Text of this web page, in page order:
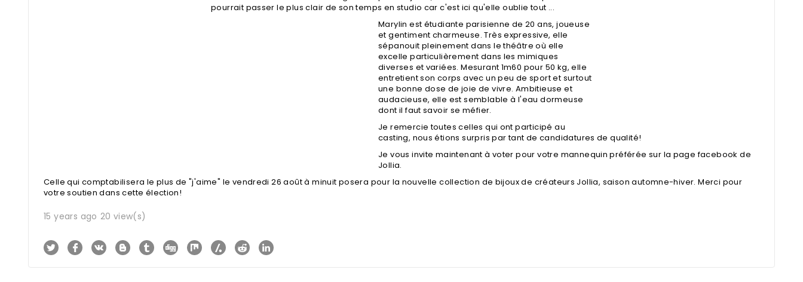
pourrait passer le plus clair de son temps en studio car c'est ici qu'elle oublie tout ...
Marylin est étudiante parisienne de 20 ans, joueuse
et gentiment charmeuse. Très expressive, elle
sépanouit pleinement dans le théâtre où elle
excelle particulièrement dans les mimiques
diverses et variées. Mesurant 1m60 pour 50 kg, elle
entretient son corps avec un peu de sport et surtout
une bonne dose de joie de vivre. Ambitieuse et
audacieuse, elle est semblable à l'eau dormeuse
dont il faut savoir se méfier.
Je remercie toutes celles qui ont participé au
casting, nous étions surpris par tant de candidatures de qualité!
Je vous invite maintenant à voter pour votre mannequin préférée sur la page facebook de
Jollia.
Celle qui comptabilisera le plus de "j'aime" le vendredi 26 août à minuit posera pour la nouvelle collection de bijoux de créateurs Jollia, saison automne-hiver. Merci pour
votre soutien dans cette élection!
15 years ago 20 view(s)